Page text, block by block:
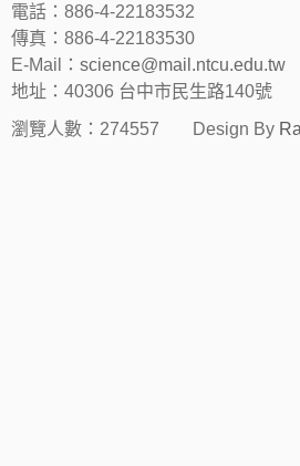
電話：886-4-22183532
傳真：886-4-22183530
E-Mail： science@mail.ntcu.edu.tw
地址：40306 台中市民生路140號
瀏覽人數：274557
Design By